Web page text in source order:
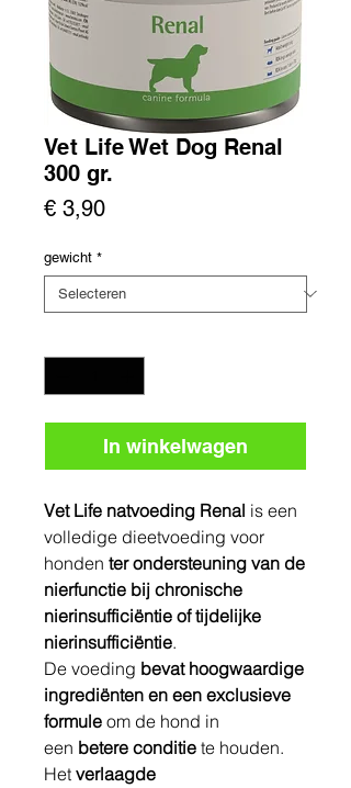
Vet Life Wet Dog Renal
300 gr.
€ 3,90Prijs
gewicht *
In winkelwagen
Vet Life natvoeding Renal is een
volledige dieetvoeding voor
honden terondersteuning van de
nierfunctie bij chronische
nierinsufficiëntie of tijdelijke
nierinsufficiëntie.
De voeding bevat hoogwaardige
ingrediënten en een exclusieve
formule om de hond in
een betere conditie te houden.
Het verlaagde